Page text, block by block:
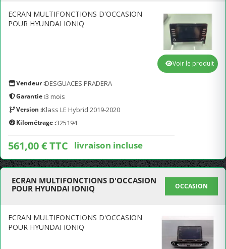
ECRAN MULTIFONCTIONS D'OCCASION
POUR HYUNDAI IONIQ
Vendeur :DESGUACES PRADERA
Garantie :3 mois
Version :Klass LE Hybrid 2019-2020
Kilométrage :325194
561,00 € TTC livraison incluse
Voir le produit
ECRAN MULTIFONCTIONS D'OCCASION
POUR HYUNDAI IONIQ
OCCASION
ECRAN MULTIFONCTIONS D'OCCASION
POUR HYUNDAI IONIQ